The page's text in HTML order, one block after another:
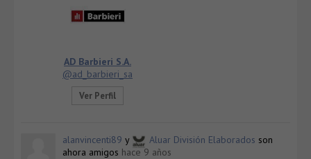
AD Barbieri S.A.
@ad_barbieri_sa
Ver Perfil
alanvincenti89 y Aluar División Elaborados son
ahora amigos hace 9 años